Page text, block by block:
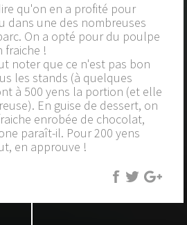
qu'on en a profité pour
dans une des nombreuses
On a opté pour du poulpe
fraiche !
noter que ce n'est pas bon
les stands (à quelques
à 500 yens la portion (et elle
En guise de dessert, on
enrobée de chocolat,
paraît-il. Pour 200 yens
en approuve !